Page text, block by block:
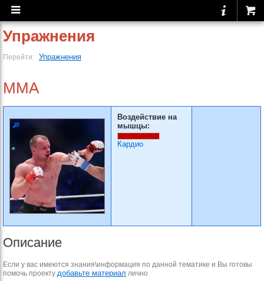
Упражнения
Перейти: Упражнения
MMA
Воздействие на
мышцы:
Кардио
Описание
Если у вас имеются знания\информация по данной тематике и Вы готовы
помочь проекту добавьте материал лично